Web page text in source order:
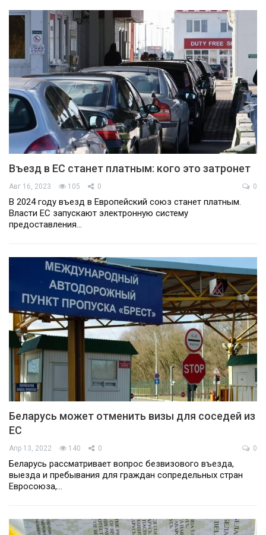
Въезд в ЕС станет платным: кого это затронет
Авг 16, 2023 105 0 0
В 2024 году въезд в Европейский союз станет платным.
Власти ЕС запускают электронную систему
предоставления…
Беларусь может отменить визы для соседей из
ЕС
Апр 13, 2022 140 0 0
Беларусь рассматривает вопрос безвизового въезда,
выезда и пребывания для граждан сопредельных стран
Евросоюза,…